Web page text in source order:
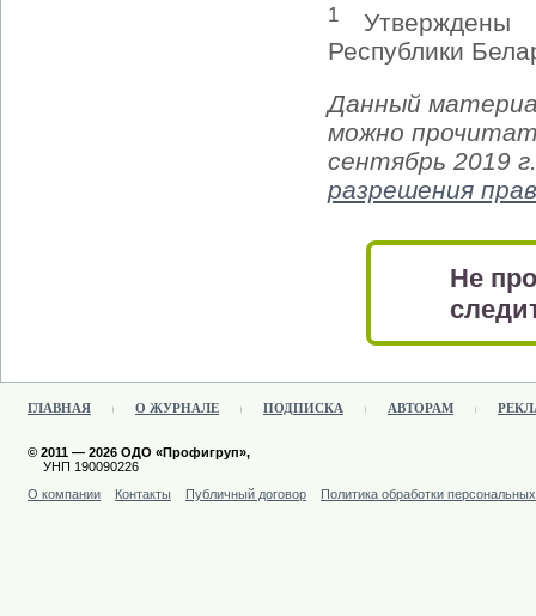
1 Утверждены
Республики
Данный
можно
сентябрь 2019
разрешения
Не
ГЛАВНАЯ О ЖУРНАЛЕ ПОДПИСКА АВТОРАМ
© 2011 — 2026 ОДО «Профигруп»,
УНП 190090226
О компании
Контакты Публичный договор Политика обработки